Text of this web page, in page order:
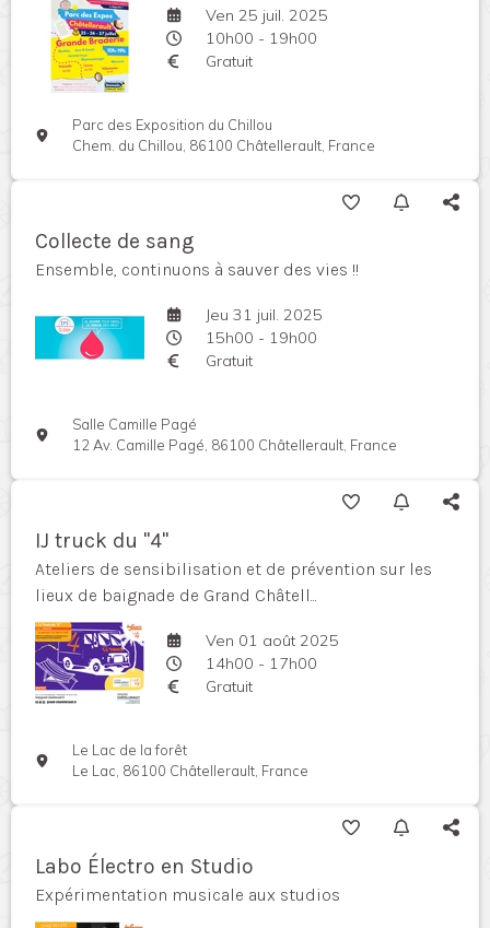
Ven 25 juil. 2025
10h00 - 19h00
Gratuit
Parc des Exposition du Chillou
Chem. du Chillou, 86100 Châtellerault, France
Collecte de sang
Ensemble, continuons à sauver des vies !!
Jeu 31 juil. 2025
15h00 - 19h00
Gratuit
Salle Camille Pagé
12 Av. Camille Pagé, 86100 Châtellerault, France
IJ truck du "4"
Ateliers de sensibilisation et de prévention sur les
lieux de baignade de Grand Châtell...
Ven 01 août 2025
14h00 - 17h00
Gratuit
Le Lac de la forêt
Le Lac, 86100 Châtellerault, France
Labo Électro en Studio
Expérimentation musicale aux studios